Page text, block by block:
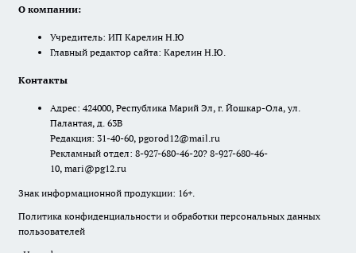
О компании:
Учредитель: ИП Карелин Н.Ю
Главный редактор сайта: Карелин Н.Ю.
Контакты
Адрес: 424000, Республика Марий Эл, г. Йошкар-Ола, ул.
Палантая, д. 63В
Редакция: 31-40-60, pgorod12@mail.ru
Рекламный отдел: 8-927-680-46-20? 8-927-680-46-
10, mari@pg12.ru
Знак информационной продукции: 16+.
Политика конфиденциальности и обработки персональных данных
пользователей